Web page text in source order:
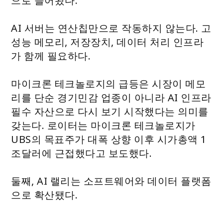
AI 서버는 연산칩만으로 작동하지 않는다. 고
성능 메모리, 저장장치, 데이터 처리 인프라
가 함께 필요하다.
마이크론 테크놀로지의 급등은 시장이 메모
리를 단순 경기민감 업종이 아니라 AI 인프라
필수 자산으로 다시 보기 시작했다는 의미를
갖는다. 로이터는 마이크론 테크놀로지가
UBS의 목표주가 대폭 상향 이후 시가총액 1
조달러에 근접했다고 보도했다.
둘째, AI 랠리는 소프트웨어와 데이터 플랫폼
으로 확산됐다.